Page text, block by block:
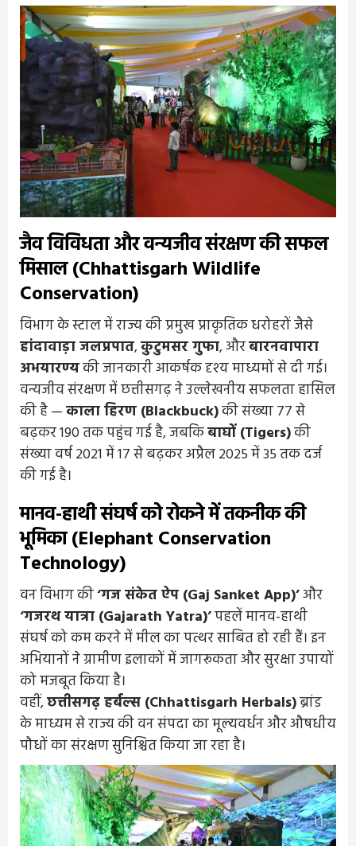
जैव विविधता और वन्यजीव संरक्षण की सफल
मिसाल (Chhattisgarh Wildlife
Conservation)
विभाग के स्टाल में राज्य की प्रमुख प्राकृतिक धरोहरों जैसे
हांदावाड़ा जलप्रपात,कुटुमसर गुफा, औरबारनवापारा
अभयारण्यकी जानकारी आकर्षक दृश्य माध्यमों से दी गई।
वन्यजीव संरक्षण में छत्तीसगढ़ ने उल्लेखनीय सफलता हासिल
की है —काला हिरण (Blackbuck)की संख्या 77 से
बढ़कर 190 तक पहुंच गई है, जबकिबाघों (Tigers)की
संख्या वर्ष 2021 में 17 से बढ़कर अप्रैल 2025 में 35 तक दर्ज
की गई है।
मानव-हाथी संघर्ष को रोकने में तकनीक की
भूमिका (Elephant Conservation
Technology)
वन विभाग की‘गज संकेत ऐप (Gaj Sanket App)’और
‘गजरथ यात्रा (Gajarath Yatra)’पहलें मानव-हाथी
संघर्ष को कम करने में मील का पत्थर साबित हो रही हैं। इन
अभियानों ने ग्रामीण इलाकों में जागरूकता और सुरक्षा उपायों
को मजबूत किया है।
वहीं,छत्तीसगढ़ हर्बल्स (Chhattisgarh Herbals)ब्रांड
के माध्यम से राज्य की वन संपदा का मूल्यवर्धन और औषधीय
पौधों का संरक्षण सुनिश्चित किया जा रहा है।